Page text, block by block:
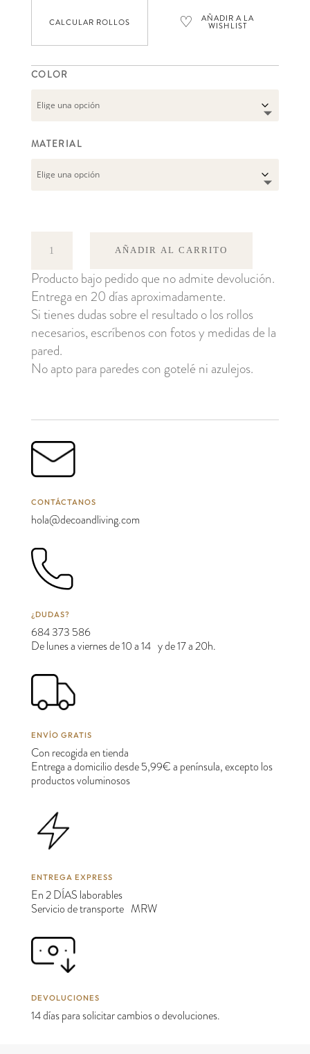
CALCULAR ROLLOS ♡ AÑADIR A LA
WISHLIST
COLOR
MATERIAL
cantidad
AÑADIR AL CARRITO
Producto bajo pedido que no admite devolución.
Entrega en 20 días aproximadamente.
Si tienes dudas sobre el resultado o los rollos
necesarios, escríbenos con fotos y medidas de la
pared.
No apto para paredes con gotelé ni azulejos.
CONTÁCTANOS
hola@decoandliving.com
¿DUDAS?
684 373 586
De lunes a viernes de 10 a 14 y de 17 a 20h.
ENVÍO GRATIS
Con recogida en tienda
Entrega a domicilio desde 5,99€ a península, excepto los
productos voluminosos
ENTREGA EXPRESS
En 2 DÍAS laborables
Servicio de transporte MRW
DEVOLUCIONES
14 días para solicitar cambios o devoluciones.